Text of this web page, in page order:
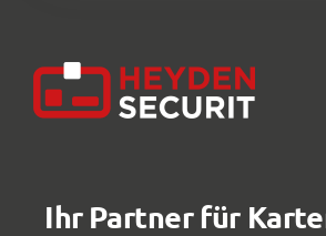
Ihr Partner für